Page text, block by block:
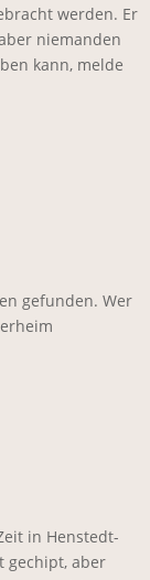
werden. Er
niemanden
kann, melde
gefunden. Wer
in Henstedt-
gechipt, aber